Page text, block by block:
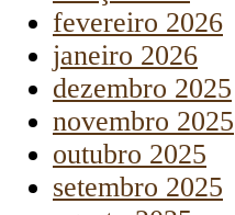
fevereiro 2026
janeiro 2026
dezembro 2025
novembro 2025
outubro 2025
setembro 2025